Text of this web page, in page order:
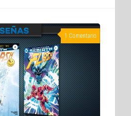
1 Comentario